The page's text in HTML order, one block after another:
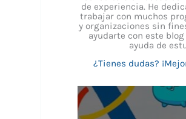
de experiencia. He
trabajar con muchos
y organizaciones sin
ayudarte con este
ayuda de
¿Tienes dudas?